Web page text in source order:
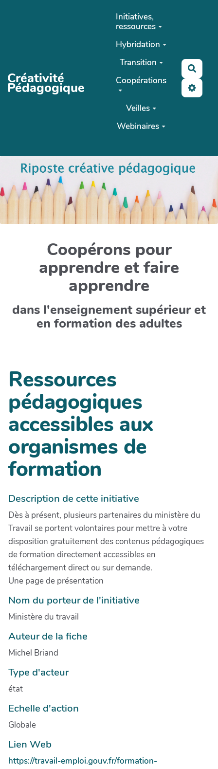
Créativité
Pédagogique
Initiatives,
ressources
Hybridation
Transition
Coopérations
Veilles
Webinaires
Coopérons pour
apprendre et faire
apprendre
dans l'enseignement supérieur et
en formation des adultes
Ressources
pédagogiques
accessibles aux
organismes de
formation
Description de cette initiative
Dès à présent, plusieurs partenaires du ministère du
Travail se portent volontaires pour mettre à votre
disposition gratuitement des contenus pédagogiques
de formation directement accessibles en
téléchargement direct ou sur demande.
Une page de présentation
Nom du porteur de l'initiative
Ministère du travail
Auteur de la fiche
Michel Briand
Type d'acteur
état
Echelle d'action
Globale
Lien Web
https://travail-emploi.gouv.fr/formation-